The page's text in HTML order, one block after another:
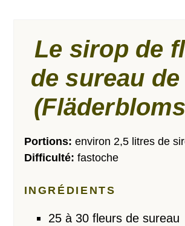
Le sirop de
de sureau
Portions: environ 2,5 litres de
Difficulté: fastoche
INGRÉDIENTS
25 à 30 fleurs de sureau